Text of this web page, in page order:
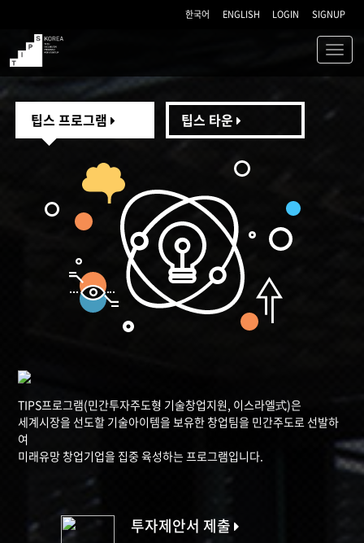
한국어 ENGLISH LOGIN SIGNUP
TIPS
팁스 프로그램 팁스 타운
TIPS프로그램(민간투자주도형 기술창업지원, 이스라엘式)은
세계시장을 선도할 기술아이템을 보유한 창업팀을 민간주도로 선발하
여
미래유망 창업기업을 집중 육성하는 프로그램입니다.
투자제안서 제출